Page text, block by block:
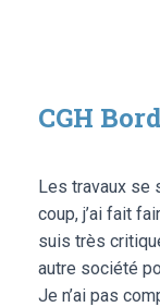
CGH
Les travaux se
coup, j’ai fait
suis très
autre société
Je n’ai pas